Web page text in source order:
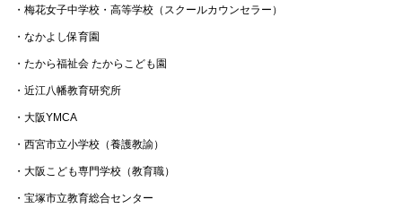
・梅花女子中学校・高等学校（スクールカウンセラー）
・なかよし保育園
・たから福祉会 たからこども園
・近江八幡教育研究所
・大阪YMCA
・西宮市立小学校（養護教諭）
・大阪こども専門学校（教育職）
・宝塚市立教育総合センター